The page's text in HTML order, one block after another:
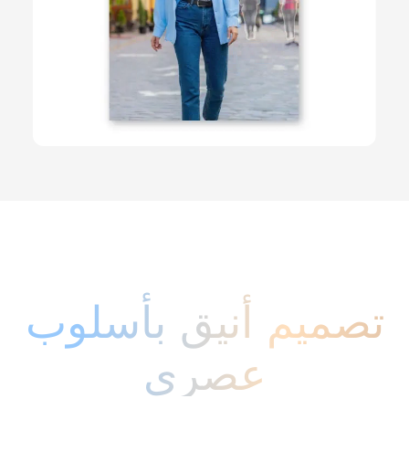
تصميم أنيق بأسلوب
عصري